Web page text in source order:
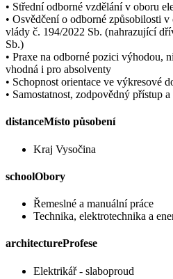
• Střední odborné vzdělání v oboru
• Osvědčení o odborné způsobilosti
vlády č. 194/2022 Sb. (nahrazující
Sb.)
• Praxe na odborné pozici výhodou,
vhodná i pro absolventy
• Schopnost orientace ve výkresové
• Samostatnost, zodpovědný přístup
distanceMísto působení
Kraj Vysočina
schoolObory
Řemeslné a manuální práce
Technika, elektrotechnika a
architectureProfese
Elektrikář - slaboproud